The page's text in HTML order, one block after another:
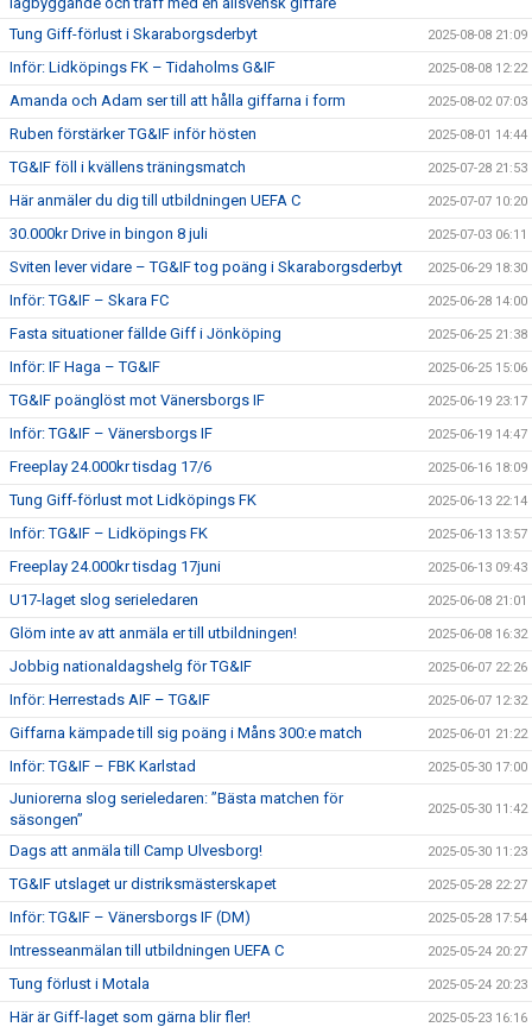
Tung Giff-förlust i Skaraborgsderbyt
2025-08-08 21:09
Inför: Lidköpings FK – Tidaholms G&IF 2025-08-08 12:22
Amanda och Adam ser till att hålla giffarna i form 2025-08-02 07:03
Ruben förstärker TG&IF inför hösten 2025-08-01 14:44
TG&IF föll i kvällens träningsmatch 2025-07-28 21:53
Här anmäler du dig till utbildningen UEFA C 2025-07-07 10:20
30.000kr Drive in bingon 8 juli 2025-07-03 06:11
Sviten lever vidare – TG&IF tog poäng i Skaraborgsderbyt 2025-06-29 18:30
Inför: TG&IF – Skara FC 2025-06-28 14:00
Fasta situationer fällde Giff i Jönköping 2025-06-25 21:38
Inför: IF Haga – TG&IF 2025-06-25 15:06
TG&IF poänglöst mot Vänersborgs IF 2025-06-19 23:17
Inför: TG&IF – Vänersborgs IF 2025-06-19 14:47
Freeplay 24.000kr tisdag 17/6 2025-06-16 18:09
Tung Giff-förlust mot Lidköpings FK 2025-06-13 22:14
Inför: TG&IF – Lidköpings FK 2025-06-13 13:57
Freeplay 24.000kr tisdag 17juni 2025-06-13 09:43
U17-laget slog serieledaren 2025-06-08 21:01
Glöm inte av att anmäla er till utbildningen! 2025-06-08 16:32
Jobbig nationaldagshelg för TG&IF 2025-06-07 22:26
Inför: Herrestads AIF – TG&IF 2025-06-07 12:32
Giffarna kämpade till sig poäng i Måns 300:e match 2025-06-01 21:22
Inför: TG&IF – FBK Karlstad 2025-05-30 17:00
Juniorerna slog serieledaren: ”Bästa matchen för
säsongen”
2025-05-30 11:42
Dags att anmäla till Camp Ulvesborg! 2025-05-30 11:23
TG&IF utslaget ur distriksmästerskapet 2025-05-28 22:27
Inför: TG&IF – Vänersborgs IF (DM) 2025-05-28 17:54
Intresseanmälan till utbildningen UEFA C 2025-05-24 20:27
Tung förlust i Motala 2025-05-24 20:23
Här är Giff-laget som gärna blir fler! 2025-05-23 16:16